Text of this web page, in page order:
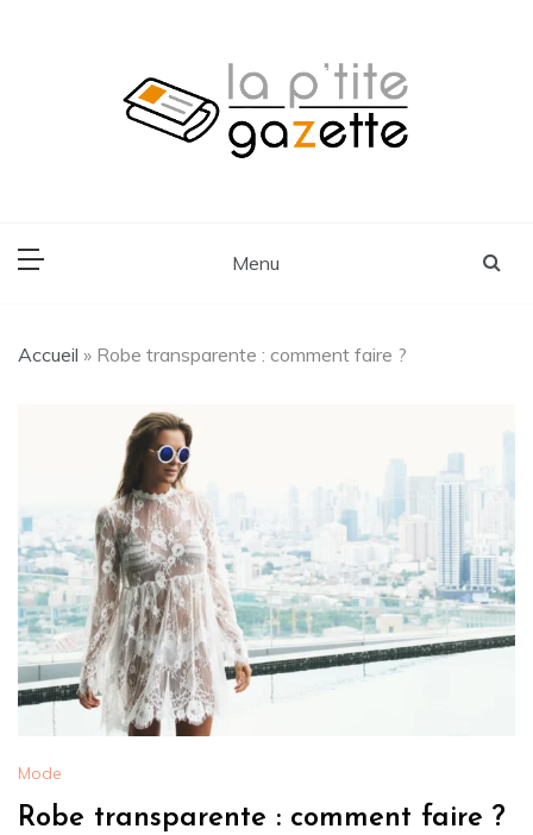
Menu
Accueil » Robe transparente : comment faire ?
Mode
Robe transparente : comment faire ?